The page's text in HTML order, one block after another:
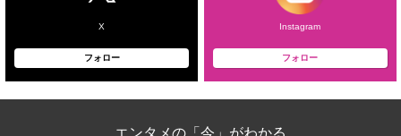
X
フォロー
Instagram
フォロー
エンタメの「今」がわかる